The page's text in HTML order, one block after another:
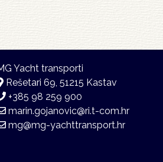
Rešetari 69, 51215 Kastav
+385 98 259 900
marin.gojanovic@ri.t-com.hr
mg@mg-yachttransport.hr